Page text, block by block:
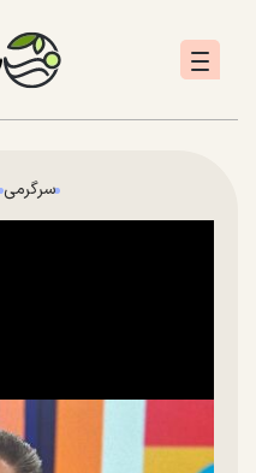
سرگرمی